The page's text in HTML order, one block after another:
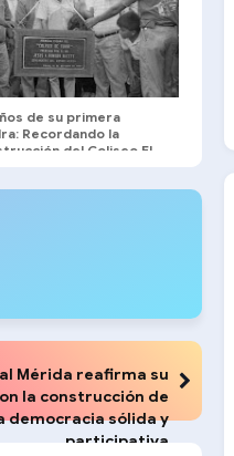
de su primera
Recordando la
del Coliseo El
Mérida reafirma su
la construcción de
democracia sólida y
participativa